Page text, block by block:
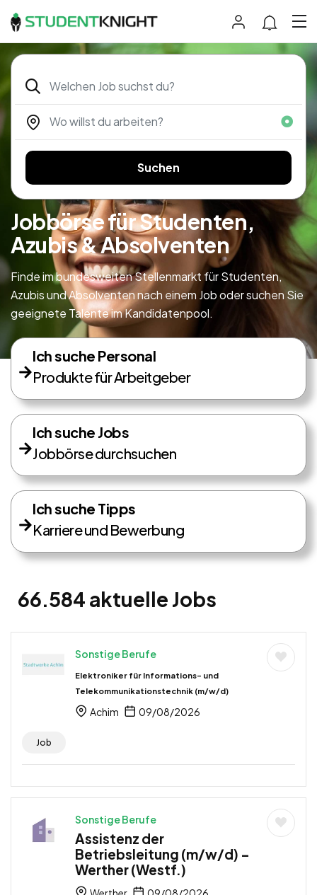
Suchen
Jobbörse für Studenten,
Azubis & Absolventen
Finde im bundesweiten Stellenmarkt für Studenten,
Azubis und Absolventen nach einem Job oder suchen Sie
geeignete Talente im Kandidatenpool.
Ich suche Personal
Produkte für Arbeitgeber
Ich suche Jobs
Jobbörse durchsuchen
Ich suche Tipps
Karriere und Bewerbung
66.584 aktuelle Jobs
Sonstige Berufe
Elektroniker für Informations- und
Telekommunikationstechnik (m/w/d)
Achim 09/08/2026
Job
Sonstige Berufe
Assistenz der
Betriebsleitung (m/w/d) –
Werther (Westf.)